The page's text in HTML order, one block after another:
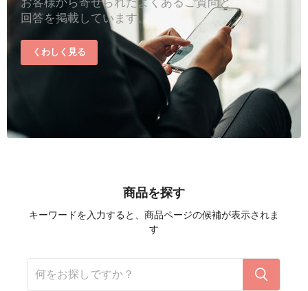
回答を掲載しています。
くわしく見る
商品を探す
キーワードを入力すると、商品ページの候補が表示されま
す